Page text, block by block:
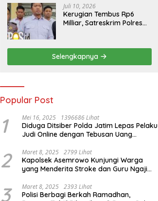
Percaya Hoaks
Juli 10, 2026
Kerugian Tembus Rp6
Milliar, Satreskrim Polres
Arisan Bodong
Selengkapnya
Popular Post
1 Mei 16, 2025 1396686 Lihat
Diduga Ditsiber Polda Jatim Lepas Pelaku
Judi Online dengan Tebusan Uang
2 Maret 8, 2025 2799 Lihat
Kapolsek Asemrowo Kunjungi Warga
yang Menderita Stroke dan Guru Ngaji
3 Maret 8, 2025 2393 Lihat
Polisi Berbagi Berkah Ramadhan,